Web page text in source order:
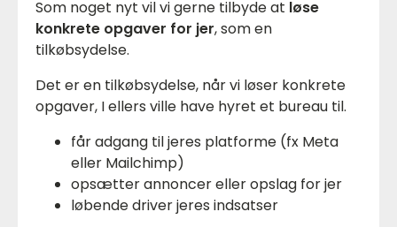
Som noget nyt vil vi gerne tilbyde at løse
konkrete opgaver for jer, som en
tilkøbsydelse.
Det er en tilkøbsydelse, når vi løser konkrete
opgaver, I ellers ville have hyret et bureau til.
får adgang til jeres platforme (fx Meta
eller Mailchimp)
opsætter annoncer eller opslag for jer
løbende driver jeres indsatser